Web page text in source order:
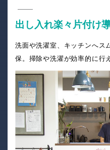
出し入れ楽々片付け
洗面や洗濯室、キッチンへス
保。掃除や洗濯が効率的に行